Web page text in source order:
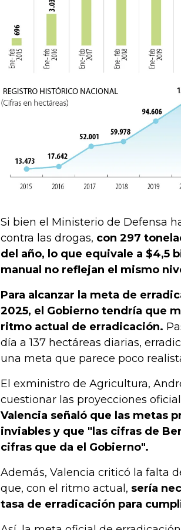
Si bien el Ministerio de Defensa
contra las drogas, con 297
del año, lo que equivale a $4,5
manual no reflejan el mismo
Para alcanzar la meta de
2025, el Gobierno tendría que
ritmo actual de erradicación.
día a 137 hectáreas diarias,
una meta que parece poco
El exministro de Agricultura,
cuestionar las proyecciones
Valencia señaló que las metas
inviables y que "las cifras de
cifras que da el Gobierno".
Además, Valencia criticó la falta
que, con el ritmo actual, sería
tasa de erradicación para